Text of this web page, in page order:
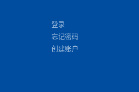
登录
忘记密码
创建账户